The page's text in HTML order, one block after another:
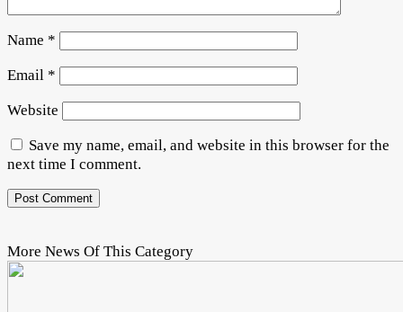
Name *
Email *
Website
Save my name, email, and website in this browser for the
next time I comment.
More News Of This Category